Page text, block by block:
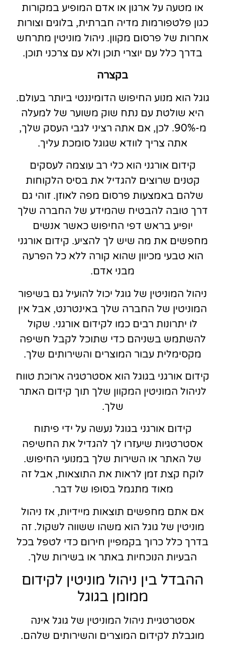
או מטעה על ארגון או אדם המופיע במקורות
כגון פלטפורמות מדיה חברתית, בלוגים וצורות
אחרות של פרסום מקוון. ניהול מוניטין מתרחש
בדרך כלל עם יוצרי תוכן ולא עם צרכני תוכן.
בקצרה
גוגל הוא מנוע החיפוש הדומיננטי ביותר בעולם.
היא שולטת עם נתח שוק משוער של למעלה
מ-90%. לכן, אם אתה רציני לגבי העסק שלך,
אתה צריך לוודא שגוגל סומכת עליך.
קידום אורגני הוא כלי רב עוצמה לעסקים
קטנים שרוצים להגדיל את בסיס הלקוחות
שלהם באמצעות פרסום מפה לאוזן. זוהי גם
דרך טובה להבטיח שהמידע של החברה שלך
יופיע בראש דפי החיפוש כאשר אנשים
מחפשים את מה שיש לך להציע. קידום אורגני
הוא טבעי מכיוון שהוא קורה ללא כל הפרעה
מבני אדם.
ניהול המוניטין של גוגל יכול להועיל גם בשיפור
המוניטין של החברה שלך באינטרנט, אבל אין
לו יתרונות רבים כמו לקידום אורגני. שקול
להשתמש בשניהם כדי שתוכל לקבל חשיפה
מקסימלית עבור המוצרים והשירותים שלך.
קידום אורגני בגוגל הוא אסטרטגיה ארוכת טווח
לניהול המוניטין המקוון שלך תוך קידום האתר
שלך.
קידום אורגני בגוגל נעשה על ידי פיתוח
אסטרטגיות שיעזרו לך להגדיל את החשיפה
של האתר או השירות שלך במנועי החיפוש.
לוקח קצת זמן לראות את התוצאות, אבל זה
מאוד מתגמל בסופו של דבר.
אם אתם מחפשים תוצאות מיידיות, אז ניהול
מוניטין של גוגל הוא משהו ששווה לשקול. זה
בדרך כלל כרוך בקמפיין חירום כדי לטפל בכל
הבעיות הנוכחיות באתר או בשירות שלך.
ההבדל בין ניהול מוניטין לקידום
ממומן בגוגל
אסטרטגיית ניהול המוניטין של גוגל אינה
מוגבלת לקידום המוצרים והשירותים שלהם.